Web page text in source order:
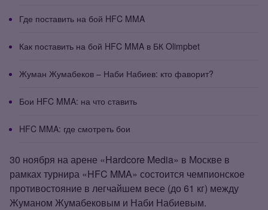
Где поставить на бой HFC MMA
Как поставить на бой HFC MMA в БК Olimpbet
Жуман Жумабеков – Наби Набиев: кто фаворит?
Бои HFC MMA: на что ставить
HFC MMA: где смотреть бои
30 ноября на арене «Hardcore Media» в Москве в
рамках турнира «HFC MMA» состоится чемпионское
противостояние в легчайшем весе (до 61 кг) между
Жуманом Жумабековым и Наби Набиевым.